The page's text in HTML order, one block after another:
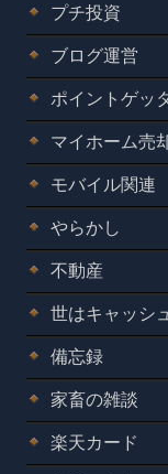
プチ投資
ブログ運営
ポイントゲッ
マイホーム売
モバイル関連
やらかし
不動産
世はキャッシ
備忘録
家畜の雑談
楽天カード